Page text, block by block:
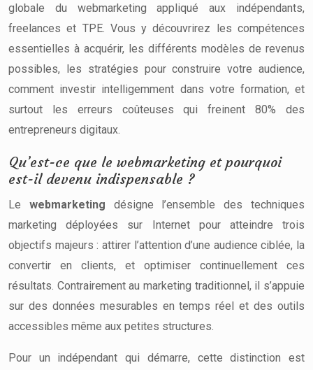
globale du webmarketing appliqué aux indépendants,
freelances et TPE. Vous y découvrirez les compétences
essentielles à acquérir, les différents modèles de revenus
possibles, les stratégies pour construire votre audience,
comment investir intelligemment dans votre formation, et
surtout les erreurs coûteuses qui freinent 80% des
entrepreneurs digitaux.
Qu’est-ce que le webmarketing et pourquoi
est-il devenu indispensable ?
Le webmarketing désigne l’ensemble des techniques
marketing déployées sur Internet pour atteindre trois
objectifs majeurs : attirer l’attention d’une audience ciblée, la
convertir en clients, et optimiser continuellement ces
résultats. Contrairement au marketing traditionnel, il s’appuie
sur des données mesurables en temps réel et des outils
accessibles même aux petites structures.
Pour un indépendant qui démarre, cette distinction est